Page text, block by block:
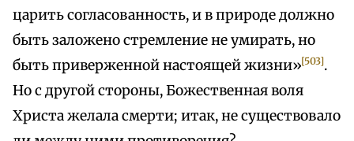
царить согласованность, и в природе должно
быть заложено стремление не умирать, но
быть приверженной настоящей жизни»[503].
Но с другой стороны, Божественная воля
Христа желала смерти; итак, не существовало